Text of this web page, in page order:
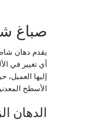
صباغ
يقدم دهان
أي تغيير في
إليها
الأسطح
الدهان